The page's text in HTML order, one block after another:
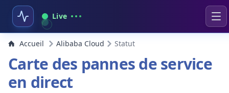
Live
Accueil Alibaba Cloud Statut
Carte des pannes de service
en direct